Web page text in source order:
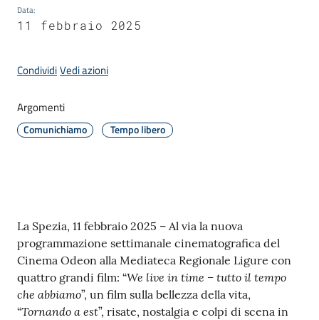
Menu selezionato
Servizi
Vivere
Comune
r
t
i
f
i
Data:
11 febbraio 2025
CondividiVedi azioni
Argomenti
Comunichiamo Tempo libero
Contenuto
La Spezia, 11 febbraio 2025 – Al via la nuova
programmazione settimanale cinematografica del
Cinema Odeon alla Mediateca Regionale Ligure con
quattro grandi film: “We live in time – tutto il tempo
che abbiamo”, un film sulla bellezza della vita,
“Tornando a est”, risate, nostalgia e colpi di scena in